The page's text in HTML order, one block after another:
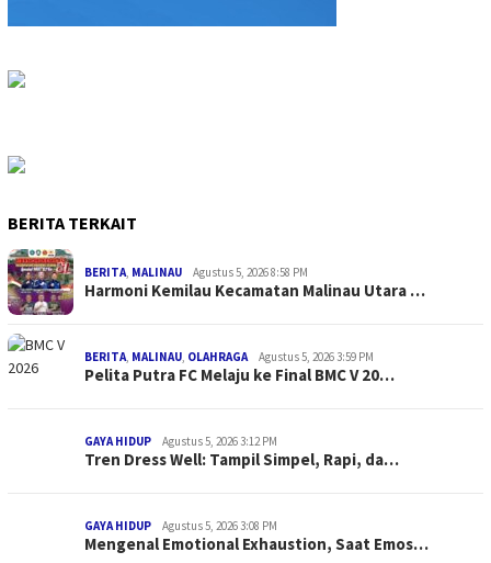
BERITA TERKAIT
BERITA, MALINAU Agustus 5, 2026 8:58 PM
Harmoni Kemilau Kecamatan Malinau Utara …
BERITA, MALINAU, OLAHRAGA Agustus 5, 2026 3:59 PM
Pelita Putra FC Melaju ke Final BMC V 20…
GAYA HIDUP Agustus 5, 2026 3:12 PM
Tren Dress Well: Tampil Simpel, Rapi, da…
GAYA HIDUP Agustus 5, 2026 3:08 PM
Mengenal Emotional Exhaustion, Saat Emos…